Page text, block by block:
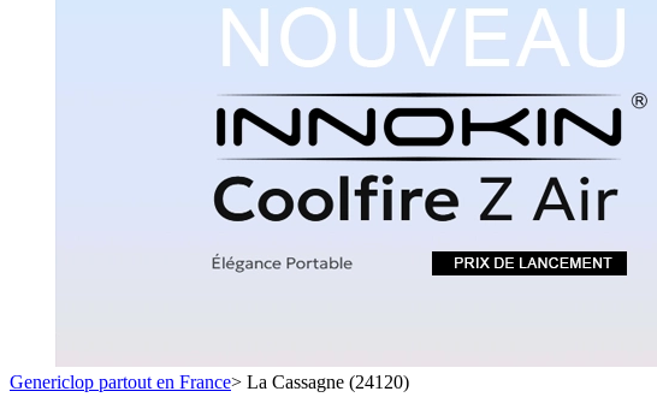
TOUS LES E-LIQUIDES
- VÉGÉTAL/NATUREL
- SELS DE NICOTINE
- FORMATS ÉCONOMIQUES
- LES PLUS VENDUS
- LES PACKS PROMOS
- RECHERCHE AVANCÉE
Formats classiques
Formats Boxs
simple d'emploi
Toutes les marques
Eleaf, Aspire,
Smok, Innokin, Joyetech ...
LES MINI-CLOPES
Pods & Formats Poche
- INFOS GENERICLOP
- INFOS VAPE
- LES ASTUCES
- FOCUS PRODUIT
- LES MEDECINS
VOS AVANTAGES
Livraison offerte
1 Cadeau au choix
Genericlop partout en France> La Cassagne (24120)